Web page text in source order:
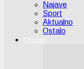
Najave
Sport
Aktualno
Ostalo
Otočac